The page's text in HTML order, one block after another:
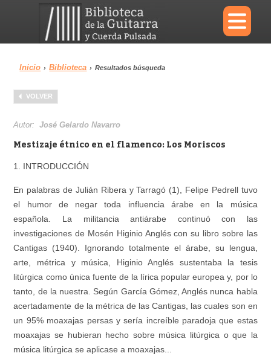
×
Menu
Biblioteca
Área personal Reproductor
Inicio › Biblioteca › Resultados búsqueda
VOLVER
Autor:José Gelardo Navarro
Mestizaje étnico en el flamenco: Los Moriscos
1. INTRODUCCIÓN
En palabras de Julián Ribera y Tarragó (1), Felipe Pedrell tuvo
el humor de negar toda influencia árabe en la música
española. La militancia antiárabe continuó con las
investigaciones de Mosén Higinio Anglés con su libro sobre las
Cantigas (1940). Ignorando totalmente el árabe, su lengua,
arte, métrica y música, Higinio Anglés sustentaba la tesis
litúrgica como única fuente de la lírica popular europea y, por lo
tanto, de la nuestra. Según García Gómez, Anglés nunca habla
acertadamente de la métrica de las Cantigas, las cuales son en
un 95% moaxajas persas y sería increíble paradoja que estas
moaxajas se hubieran hecho sobre música litúrgica o que la
música litúrgica se aplicase a moaxajas...